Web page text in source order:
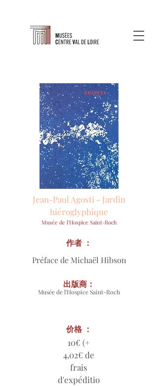
Jean-Paul Agosti - Jardin
hiéroglyphique
Musée de l'Hospice Saint-Roch
Préface de Michaël Hibson
作者 ：
Musée de l'Hospice Saint-Roch
出版商：
价格 ：
10€ (+
4,02€ de
frais
d'expéditio